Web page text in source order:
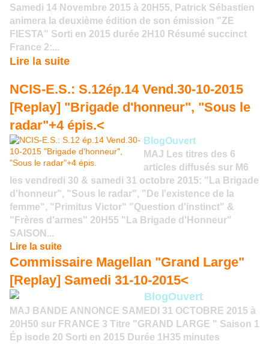
Samedi 14 Novembre 2015 à 20H55, Patrick Sébastien
animera la deuxième édition de son émission "ZE
FIESTA" Sorti en 2015 durée 2H10 Résumé succinct
France 2:...
Lire la suite
NCIS-E.S.: S.12ép.14 Vend.30-10-2015
[Replay] "Brigade d'honneur", "Sous le
radar"+4 épis.<
BlogOuvert
MAJ Les titres des 6
articles diffusés sur M6
les vendredi 30 & samedi 31 octobre 2015: "La Brigade
d'honneur", "Sous le radar", "De l'existence de la
femme", "Primitus Victor" "Question d'instinct" &
"Frères d'armes" 20H55 "La Brigade d'Honneur"
SAISON...
Lire la suite
Commissaire Magellan "Grand Large"
[Replay] Samedi 31-10-2015<
BlogOuvert
MAJ BANDE ANNONCE SAMEDI 31 OCTOBRE 2015 à
20H50 sur FRANCE 3 Titre "GRAND LARGE " Saison 1
Ép isode 20 Sorti en 2015 Durée 1H35 minutes